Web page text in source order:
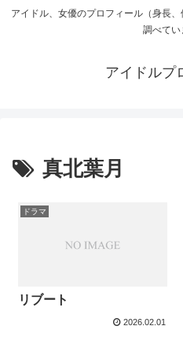
アイドル、女優のプロフィール（身長
調べてい
アイドルプ
真北葉月
ドラマ
リブート
2026.02.01